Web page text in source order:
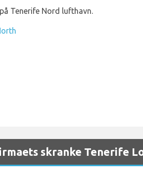
Tenerife Nord lufthavn.
skranke Tenerife